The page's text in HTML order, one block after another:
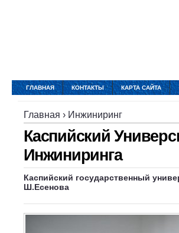
ГЛАВНАЯ КОНТАКТЫ КАРТА САЙТА
Главная › Инжиниринг
Каспийский
Инжиниринга
Каспийский государственный
Ш.Есенова